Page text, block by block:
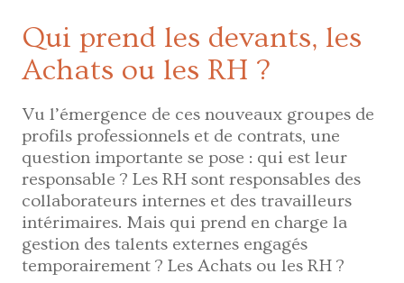
Qui prend les devants, les
Achats ou les RH ?
Vu l’émergence de ces nouveaux groupes de
profils professionnels et de contrats, une
question importante se pose : qui est leur
responsable ? Les RH sont responsables des
collaborateurs internes et des travailleurs
intérimaires. Mais qui prend en charge la
gestion des talents externes engagés
temporairement ? Les Achats ou les RH ?